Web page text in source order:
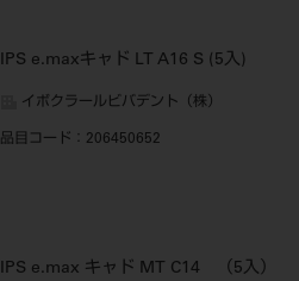
IPS e.maxキャド LT A16 S (5入)
イボクラールビバデント（株）
品目コード ：206450652
IPS e.max キャド MT C14 （5入）